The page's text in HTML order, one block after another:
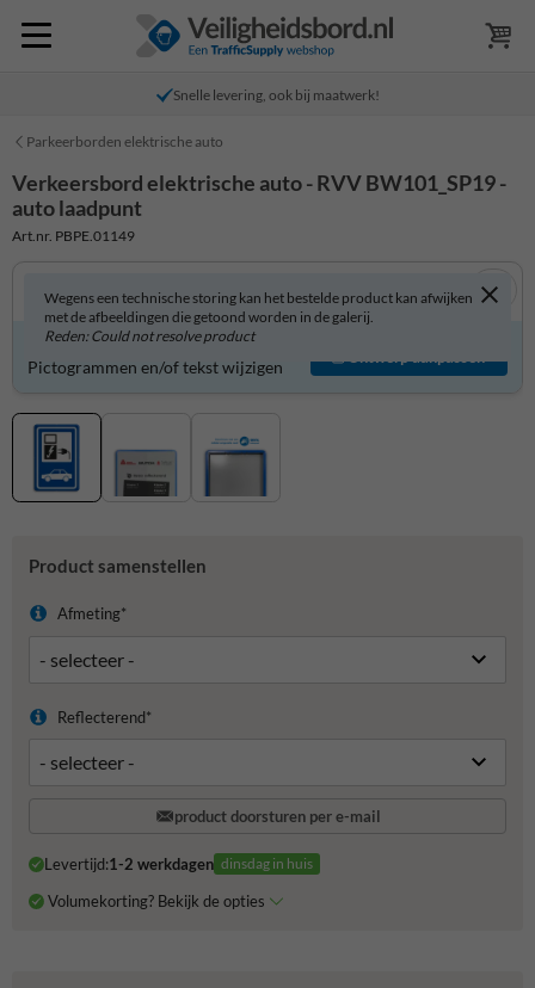
Snelle levering, ook bij maatwerk!
Parkeerborden elektrische auto
Verkeersbord elektrische auto - RVV BW101_SP19 -
auto laadpunt
Art.nr. PBPE.01149
Wegens een technische storing kan het bestelde product kan afwijken
met de afbeeldingen die getoond worden in de galerij.
Reden: Could not resolve product
Verkeersbord zelf aanpassen?
Pictogrammen en/of tekst wijzigen
Ontwerp aanpassen
Product samenstellen
Afmeting*
Reflecterend*
product doorsturen per e-mail
Levertijd:1-2 werkdagen dinsdag in huis
Volumekorting? Bekijk de opties